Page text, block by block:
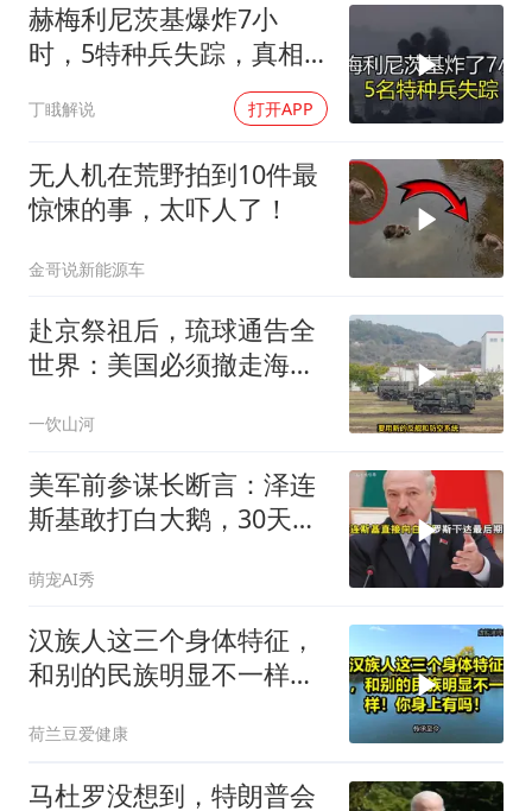
赫梅利尼茨基爆炸7小
时，5特种兵失踪，真相
丁睋解说 打开APP
无人机在荒野拍到10件最
惊悚的事，太吓人了！
金哥说新能源车
赴京祭祖后，琉球通告全
世界：美国必须撤走海马
一饮山河
美军前参谋长断言：泽连
斯基敢打白大鹅，30天内
萌宠AI秀
汉族人这三个身体特征，
和别的民族明显不一样！
荷兰豆爱健康
马杜罗没想到，特朗普会